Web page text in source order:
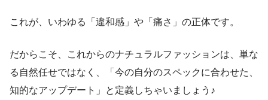
これが、いわゆる「違和感」や「痛さ」の正体です。
だからこそ、これからのナチュラルファッションは、単な
る自然任せではなく、「今の自分のスペックに合わせた、
知的なアップデート」と定義しちゃいましょう♪